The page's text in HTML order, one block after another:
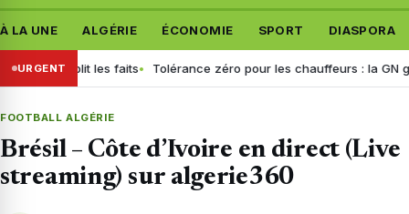
À LA UNE ALGÉRIE ÉCONOMIE SPORT DIASPORA
URGENT
rétablit les faits Tolérance zéro pour les chauffeurs : la GN
FOOTBALL ALGÉRIE
Brésil – Côte d’Ivoire en direct (Live
streaming) sur algerie360